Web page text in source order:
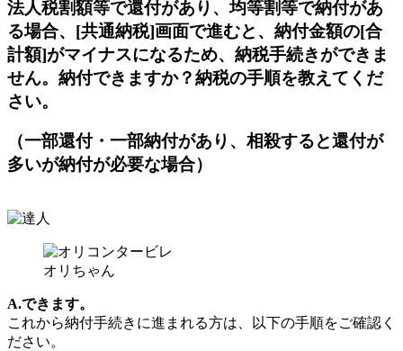
法人税割額等で還付があり、均等割等で納付があ
る場合、[共通納税]画面で進むと、納付金額の[合
計額]がマイナスになるため、納税手続きができま
せん。納付できますか？納税の手順を教えてくだ
さい。
（一部還付・一部納付があり、相殺すると還付が
多いが納付が必要な場合）
オリちゃん
A.できます。
これから納付手続きに進まれる方は、以下の手順をご確認く
ださい。